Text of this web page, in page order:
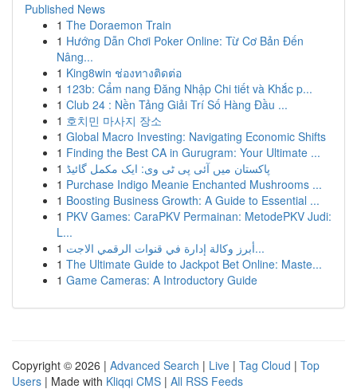
Published News
1 The Doraemon Train
1 Hướng Dẫn Chơi Poker Online: Từ Cơ Bản Đến
Nâng...
1 King8win ช่องทางติดต่อ
1 123b: Cẩm nang Đăng Nhập Chi tiết và Khắc p...
1 Club 24 : Nền Tảng Giải Trí Số Hàng Đầu ...
1 호치민 마사지 장소
1 Global Macro Investing: Navigating Economic Shifts
1 Finding the Best CA in Gurugram: Your Ultimate ...
1 پاکستان میں آئی پی ٹی وی: ایک مکمل گائیڈ
1 Purchase Indigo Meanie Enchanted Mushrooms ...
1 Boosting Business Growth: A Guide to Essential ...
1 PKV Games: CaraPKV Permainan: MetodePKV Judi:
L...
1
أبرز وكالة إدارة في قنوات الرقمي الاجت...
1 The Ultimate Guide to Jackpot Bet Online: Maste...
1 Game Cameras: A Introductory Guide
Copyright © 2026 | Advanced Search | Live | Tag Cloud | Top
Users | Made with Kliqqi CMS | All RSS Feeds